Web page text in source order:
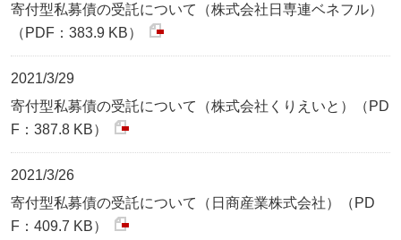
寄付型私募債の受託について（株式会社日専連ベネフル）
（PDF：383.9 KB）
2021/3/29
寄付型私募債の受託について（株式会社くりえいと）（PD
F：387.8 KB）
2021/3/26
寄付型私募債の受託について（日商産業株式会社）（PD
F：409.7 KB）